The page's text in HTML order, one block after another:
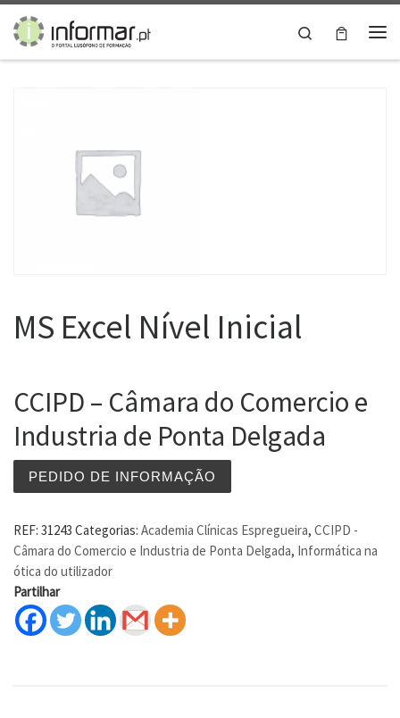
Skip to content
Search
MS Excel Nível Inicial
CCIPD – Câmara do Comercio e
Industria de Ponta Delgada
PEDIDO DE INFORMAÇÃO
REF: 31243 Categorias: Academia Clínicas Espregueira, CCIPD -
Câmara do Comercio e Industria de Ponta Delgada, Informática na
ótica do utilizador
Partilhar